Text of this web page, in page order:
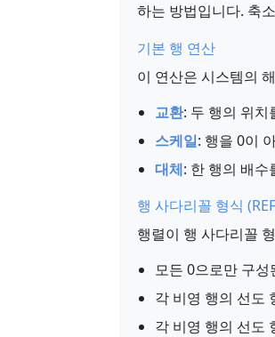
하는 방법입니다. 축
기본 행 연산
이 연산은 시스템의
교환: 두 행의 위치
스케일: 행을 0이
대체: 한 행의 배수
행 사다리꼴 형식
행렬이 행 사다리꼴
모든 0으로만 구
각 비영 행의 선도
각 비영 행의 선도